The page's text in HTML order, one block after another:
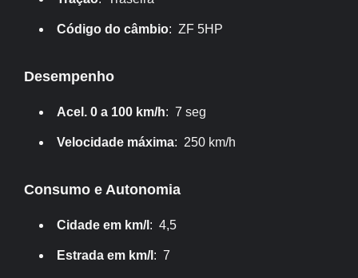
Código do câmbio: ZF 5HP
Desempenho
Acel. 0 a 100 km/h: 7 seg
Velocidade máxima: 250 km/h
Consumo e Autonomia
Cidade em km/l : 4,5
Estrada em km/l : 7